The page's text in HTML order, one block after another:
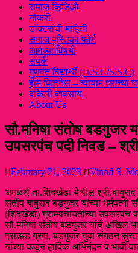
समाज व्हिडिओ
नौकरी
डॉक्टरांची माहिती
समाज पुस्तिका फॉर्म
आमच्या विषयी
संपर्क
गुणवंत विद्यार्थी (H.S.C/S.S.C)
होम फिटनेस – व्यायाम घराच्या
वकिली व्यवसाय
About Us
सौ.मनिषा संतोष बडगुजर
उपसरपंच पदी निवड –
February 21, 2023 Vinod S.
अमळथे ता.शिंदखेडा येथील श्री.बाबुराव
संतोष बाबुराव बडगुजर यांच्या
(शिंदखेडा) ग्रामपंचायतीच्या उपसरपंच
सौ.मनिषा संतोष बडगुजर यांचे अखिल
प्राऊड ग्रुप, बडगुजर युवा संगठन
यांच्या कडून हार्दिक अभिनंदन व भावी